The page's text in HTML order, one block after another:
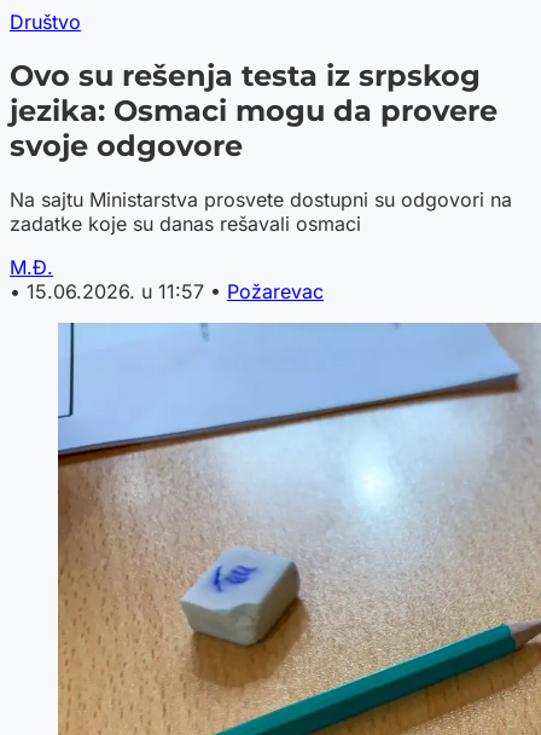
Društvo
Ovo su rešenja testa iz srpskog
jezika: Osmaci mogu da provere
svoje odgovore
Na sajtu Ministarstva prosvete dostupni su odgovori na
zadatke koje su danas rešavali osmaci
M.Đ.
• 15.06.2026. u 11:57 • Požarevac